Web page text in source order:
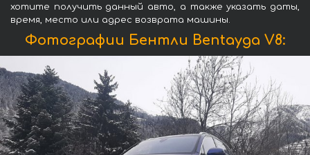
хотите получить данный авто, а также указать даты,
время, место или адрес возврата машины.
Фотографии Бентли Bentayga V8: